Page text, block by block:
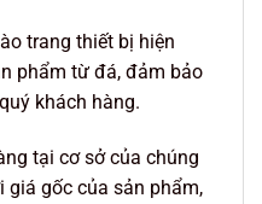
trang thiết bị hiện
phẩm từ đá, đảm bảo
khách hàng.
tại cơ sở của chúng
giá gốc của sản phẩm,